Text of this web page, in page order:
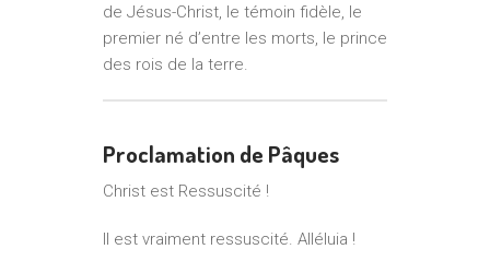
de Jésus-Christ, le témoin fidèle, le
premier né d’entre les morts, le prince
des rois de la terre.
Proclamation de Pâques
Christ est Ressuscité !
Il est vraiment ressuscité. Alléluia !